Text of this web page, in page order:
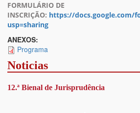
FORMULÁRIO DE
INSCRIÇÃO: https://docs.google.com/
usp=sharing
ANEXOS:
Programa
Noticias
12.ª Bienal de Jurisprudência